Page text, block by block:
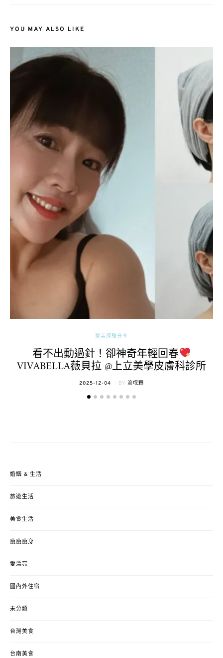
YOU MAY ALSO LIKE
醫美經驗分享
看不出動過針！卻神奇年輕回春
VIVABELLA薇貝拉 @上立美學皮膚科診所
POSTED
2025-12-04 BY 流氓顆
婚姻 & 生活
旅遊生活
美食生活
瘦瘦瘦身
愛漂亮
國內外住宿
未分類
台灣美食
台南美食